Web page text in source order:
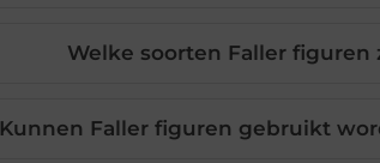
Welke soorten Faller figuren
Kunnen Faller figuren gebruikt